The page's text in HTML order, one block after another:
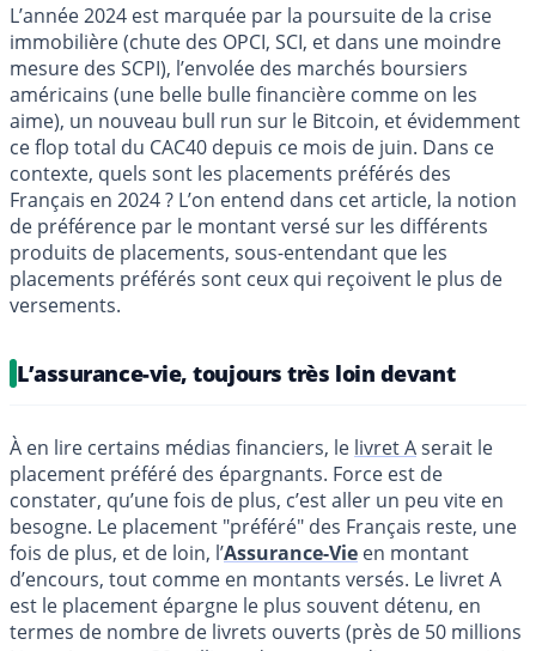
L’année 2024 est marquée par la poursuite de la crise
immobilière (chute des OPCI, SCI, et dans une moindre
mesure des SCPI), l’envolée des marchés boursiers
américains (une belle bulle financière comme on les
aime), un nouveau bull run sur le Bitcoin, et évidemment
ce flop total du CAC40 depuis ce mois de juin. Dans ce
contexte, quels sont les placements préférés des
Français en 2024 ? L’on entend dans cet article, la notion
de préférence par le montant versé sur les différents
produits de placements, sous-entendant que les
placements préférés sont ceux qui reçoivent le plus de
versements.
L’assurance-vie, toujours très loin devant
À en lire certains médias financiers, le livret Aserait le
placement préféré des épargnants. Force est de
constater, qu’une fois de plus, c’est aller un peu vite en
besogne. Le placement "préféré" des Français reste, une
fois de plus, et de loin, l’Assurance-Vie en montant
d’encours, tout comme en montants versés. Le livret A
est le placement épargne le plus souvent détenu, en
termes de nombre de livrets ouverts (près de 50 millions